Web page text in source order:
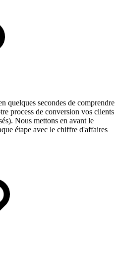
quelques secondes de comprendre
process de conversion vos clients
Nous mettons en avant le
étape avec le chiffre d'affaires